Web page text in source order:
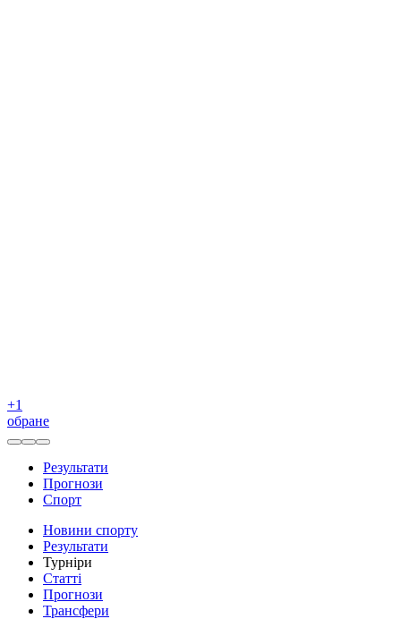
+1
обране
Результати
Прогнози
Спорт
Новини спорту
Результати
Турніри
Статті
Прогнози
Трансфери